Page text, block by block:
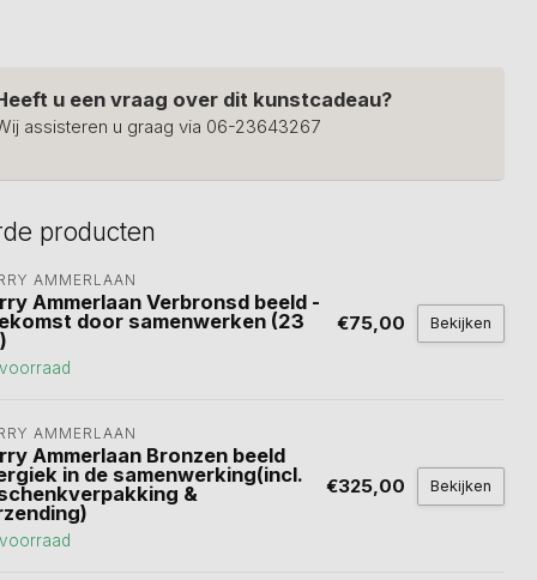
u een vraag over dit kunstcadeau?
assisteren u graag via 06-23643267
producten
AMMERLAAN
Ammerlaan Verbronsd beeld -
door samenwerken (23
€75,00 Bekijken
AMMERLAAN
Ammerlaan Bronzen beeld
in de samenwerking(incl.
&
€325,00 Bekijken